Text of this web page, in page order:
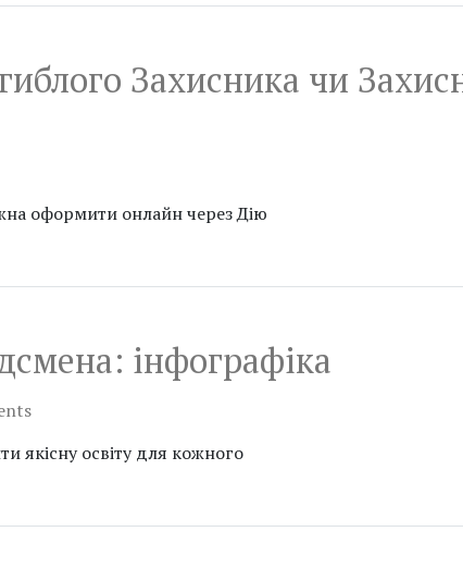
Захисника чи
оформити онлайн через Дію
інфографіка
якісну освіту для кожного